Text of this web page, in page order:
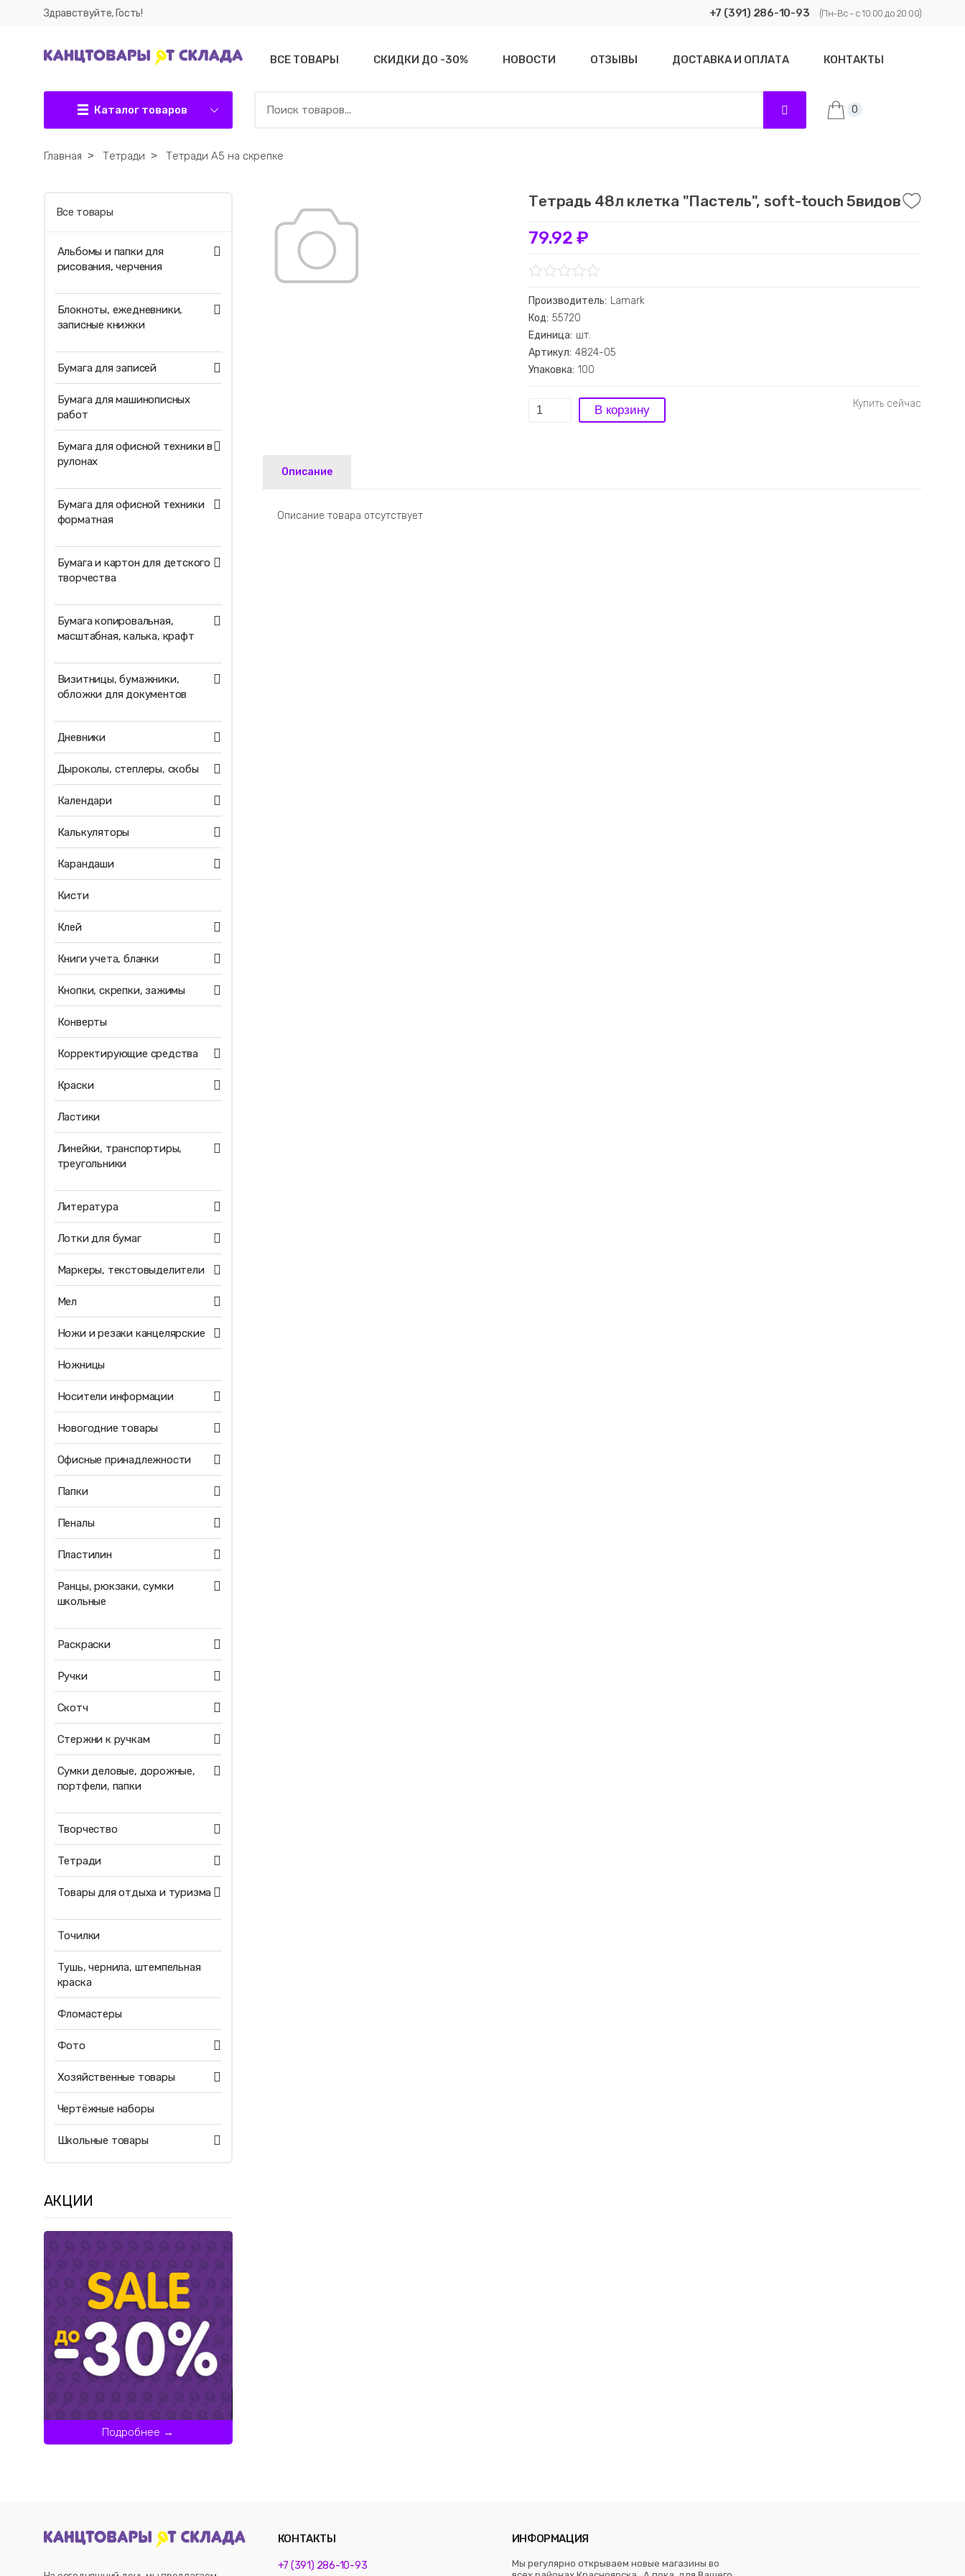
Здравствуйте, Гость! +7 (391) 286-10-93 (Пн-Вс - с 10:00 до 20:00)
Каталог товаров
ВСЕ ТОВАРЫ СКИДКИ ДО -30% НОВОСТИ ОТЗЫВЫ ДОСТАВКА И ОПЛАТА КОНТАКТЫ
0
Главная ˃ Тетради ˃ Тетради А5 на скрепке
Тетрадь 48л клетка "Пастель", soft-touch 5видов
79.92 ₽
Производитель: Lamark
Код: 55720
Единица: шт.
Артикул: 4824-05
Упаковка: 100
Описание
Описание товара отсутствует
Все товары
Альбомы и папки для
рисования, черчения
Блокноты, ежедневники,
записные книжки
Бумага для записей
Бумага для машинописных
работ
Бумага для офисной техники в
рулонах
Бумага для офисной техники
форматная
Бумага и картон для детского
творчества
Бумага копировальная,
масштабная, калька, крафт
Визитницы, бумажники,
обложки для документов
Дневники
Дыроколы, степлеры, скобы
Календари
Калькуляторы
Карандаши
Кисти
Клей
Книги учета, бланки
Кнопки, скрепки, зажимы
Конверты
Корректирующие средства
Краски
Ластики
Линейки, транспортиры,
треугольники
Литература
Лотки для бумаг
Маркеры, текстовыделители
Мел
Ножи и резаки канцелярские
Ножницы
Носители информации
Новогодние товары
Офисные принадлежности
Папки
Пеналы
Пластилин
Ранцы, рюкзаки, сумки
школьные
Раскраски
Ручки
Скотч
Стержни к ручкам
Сумки деловые, дорожные,
портфели, папки
Творчество
Тетради
Товары для отдыха и туризма
Точилки
Тушь, чернила, штемпельная
краска
Фломастеры
Фото
Хозяйственные товары
Чертёжные наборы
Школьные товары
АКЦИИ
Подробнее →
КОНТАКТЫ
+7 (391) 286-10-93
ИНФОРМАЦИЯ
Мы регулярно открываем новые магазины во